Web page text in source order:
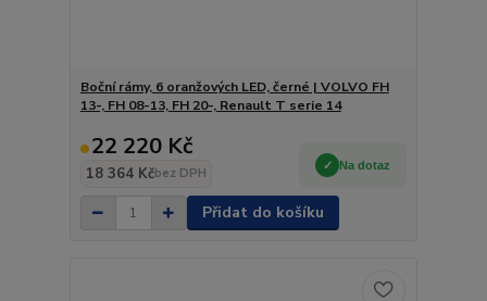
Boční rámy, 6 oranžových LED, černé | VOLVO FH
13-, FH 08-13, FH 20-, Renault T serie 14
22 220 Kč
18 364 Kčbez DPH
Na dotaz
Přidat do košíku